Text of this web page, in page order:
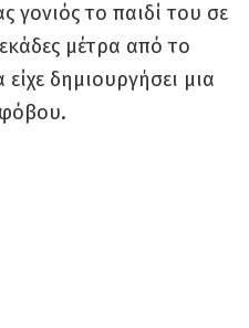
γονιός το παιδί του σε
μέτρα από το
δημιουργήσει μια